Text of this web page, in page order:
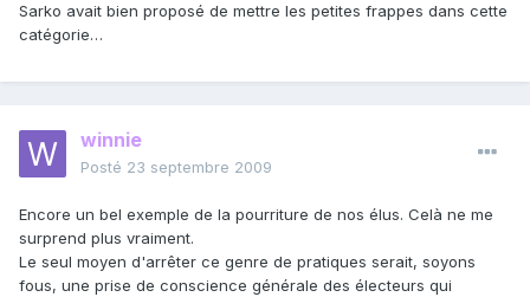
Sarko avait bien proposé de mettre les petites frappes dans cette
catégorie…
winnie
Posté 23 septembre 2009
Encore un bel exemple de la pourriture de nos élus. Celà ne me
surprend plus vraiment.
Le seul moyen d'arrêter ce genre de pratiques serait, soyons
fous, une prise de conscience générale des électeurs qui